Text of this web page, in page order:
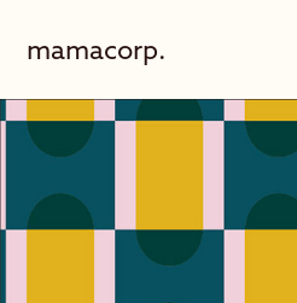
mamacorp.